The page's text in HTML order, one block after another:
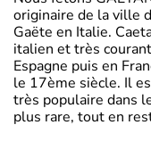
originaire de la ville
Gaëte en Italie.
italien et très
Espagne puis en
le 17ème siècle. Il
très populaire dans
plus rare, tout en